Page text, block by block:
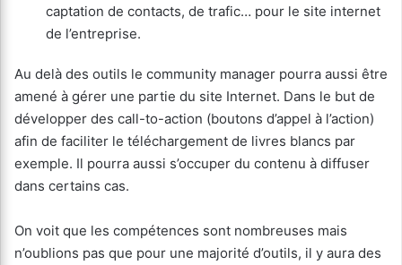
captation de contacts, de trafic… pour le site internet
de l’entreprise.
Au delà des outils le community manager pourra aussi être
amené à gérer une partie du site Internet. Dans le but de
développer des call-to-action (boutons d’appel à l’action)
afin de faciliter le téléchargement de livres blancs par
exemple. Il pourra aussi s’occuper du contenu à diffuser
dans certains cas.
On voit que les compétences sont nombreuses mais
n’oublions pas que pour une majorité d’outils, il y aura des